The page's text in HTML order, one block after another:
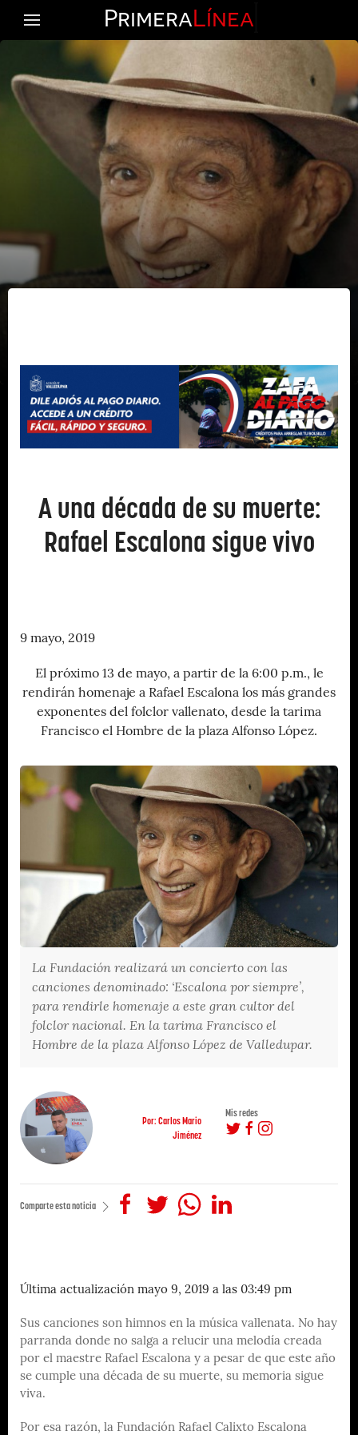
PrimeraLínea
A una década de su muerte:
Rafael Escalona sigue vivo
9 mayo, 2019
El próximo 13 de mayo, a partir de la 6:00 p.m., le
rendirán homenaje a Rafael Escalona los más grandes
exponentes del folclor vallenato, desde la tarima
Francisco el Hombre de la plaza Alfonso López.
La Fundación realizará un concierto con las
canciones denominado: ‘Escalona por siempre’,
para rendirle homenaje a este gran cultor del
folclor nacional. En la tarima Francisco el
Hombre de la plaza Alfonso López de Valledupar.
Por: Carlos Mario
Jiménez
Mis redes
Comparte esta noticia
Última actualización mayo 9, 2019 a las 03:49 pm
Sus canciones son himnos en la música vallenata. No hay
parranda donde no salga a relucir una melodía creada
por el maestre Rafael Escalona y a pesar de que este año
se cumple una década de su muerte, su memoria sigue
viva.
Por esa razón, la Fundación Rafael Calixto Escalona